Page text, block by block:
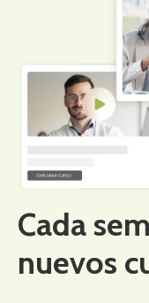
Cada
nuevos